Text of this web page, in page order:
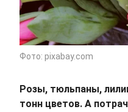
Фото: pixabay.com
Розы, тюльпаны,
тонн цветов. А